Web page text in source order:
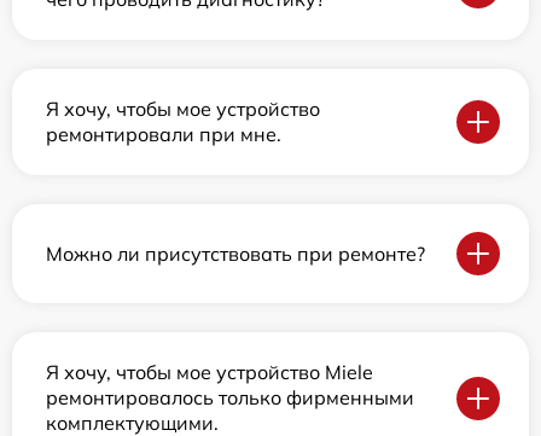
Я хочу, чтобы мое устройство
ремонтировали при мне.
Можно ли присутствовать при ремонте?
Я хочу, чтобы мое устройство Miele
ремонтировалось только фирменными
комплектующими.